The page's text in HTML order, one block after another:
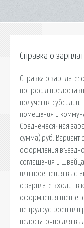
Справка о
Справка о зарплате:
попросил
получения
помещения и
Среднемесячная
сумма) руб. Вариант
оформления
соглашения и
или посещения
о зарплате входит в
оформления
не трудоустроен
недостаточно для